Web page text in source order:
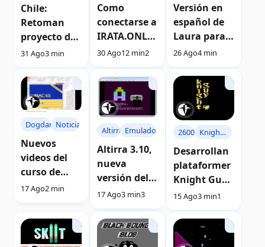
Chile:
Retoman
proyecto de
juego
para Atari 8-
bits
31 Ago3 min
Como
conectarse a
IRATA.ONLI
NE desde
computador
a Atari
30 Ago12 min2
Versión en
español de
Laura para
computador
bits
26 Ago4 min
DogdarkNoticias
Nuevos
videos del
curso de
programació
17 Ago2 min
Altirra Emuladores
Altirra 3.10,
nueva
versión del
mejor
Atari 8-bits
17 Ago3 min3
2600 Knight
Guy
Desarrollan
plataformer
Knight Guy
para Atari
15 Ago3 min1